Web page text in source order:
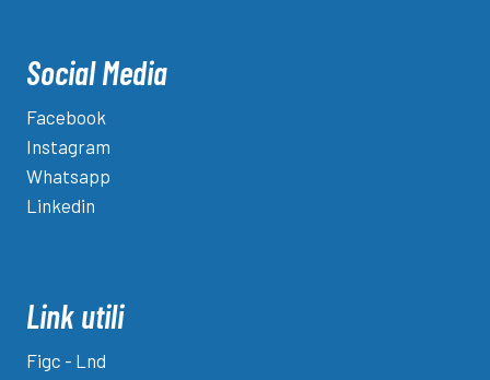
Social Media
Facebook
Instagram
Whatsapp
Linkedin
Link utili
Figc - Lnd